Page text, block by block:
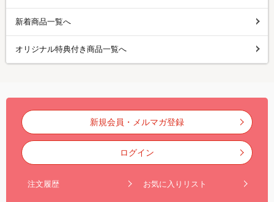
新着商品一覧へ
オリジナル特典付き商品一覧へ
新規会員・メルマガ登録
ログイン
注文履歴 お気に入りリスト